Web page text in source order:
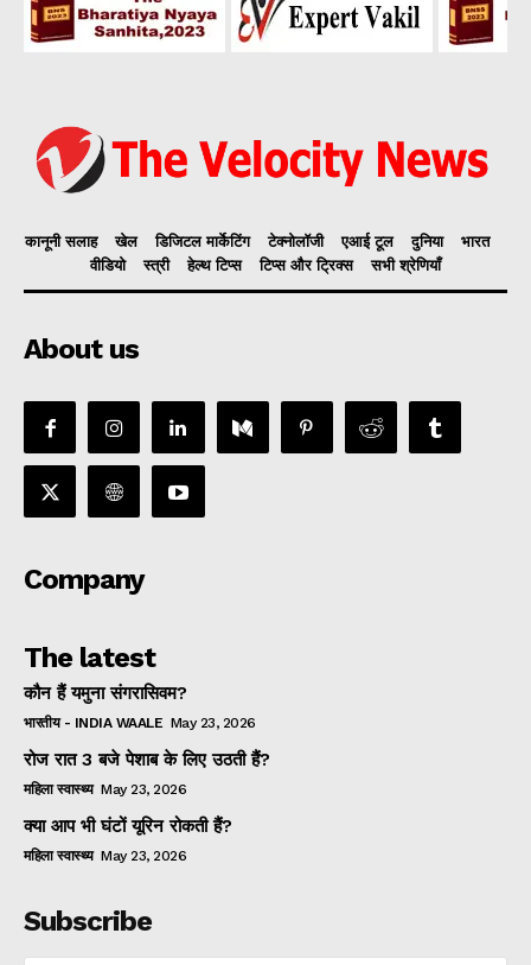
कानूनी सलाह खेल डिजिटल मार्केटिंग टेक्नोलॉजी एआई टूल दुनिया
भारत
वीडियो
स्त्री हेल्थ टिप्स टिप्स और ट्रिक्स सभी श्रेणियाँ
About us
Company
The latest
कौन हैं यमुना संगरासिवम?
भारतीय - INDIA WAALE May 23, 2026
रोज रात 3 बजे पेशाब के लिए उठती हैं?
महिला स्वास्थ्य May 23, 2026
क्या आप भी घंटों यूरिन रोकती हैं?
महिला स्वास्थ्य May 23, 2026
Subscribe